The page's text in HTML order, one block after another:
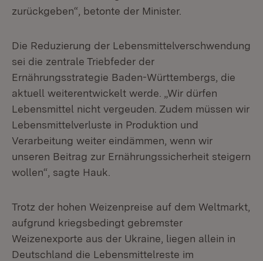
zurückgeben“, betonte der Minister.
Die Reduzierung der Lebensmittelverschwendung
sei die zentrale Triebfeder der
Ernährungsstrategie Baden-Württembergs, die
aktuell weiterentwickelt werde. „Wir dürfen
Lebensmittel nicht vergeuden. Zudem müssen wir
Lebensmittelverluste in Produktion und
Verarbeitung weiter eindämmen, wenn wir
unseren Beitrag zur Ernährungssicherheit steigern
wollen“, sagte Hauk.
Trotz der hohen Weizenpreise auf dem Weltmarkt,
aufgrund kriegsbedingt gebremster
Weizenexporte aus der Ukraine, liegen allein in
Deutschland die Lebensmittelreste im